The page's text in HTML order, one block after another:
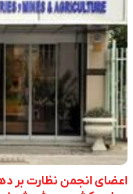
اعضای انجمن نظارت بر